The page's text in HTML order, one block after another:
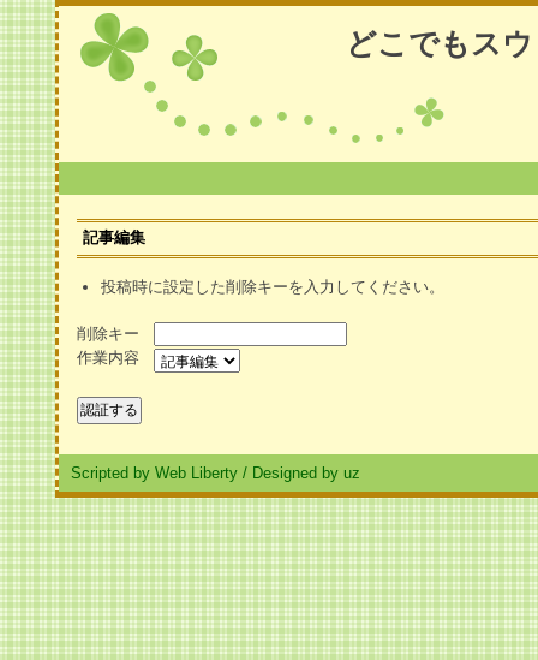
どこでもス
記事編集
投稿時に設定した削除キーを入力してください。
削除キー
作業内容
Scripted by Web Liberty / Designed by uz